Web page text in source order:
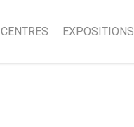
CENTRES EXPOSITIONS